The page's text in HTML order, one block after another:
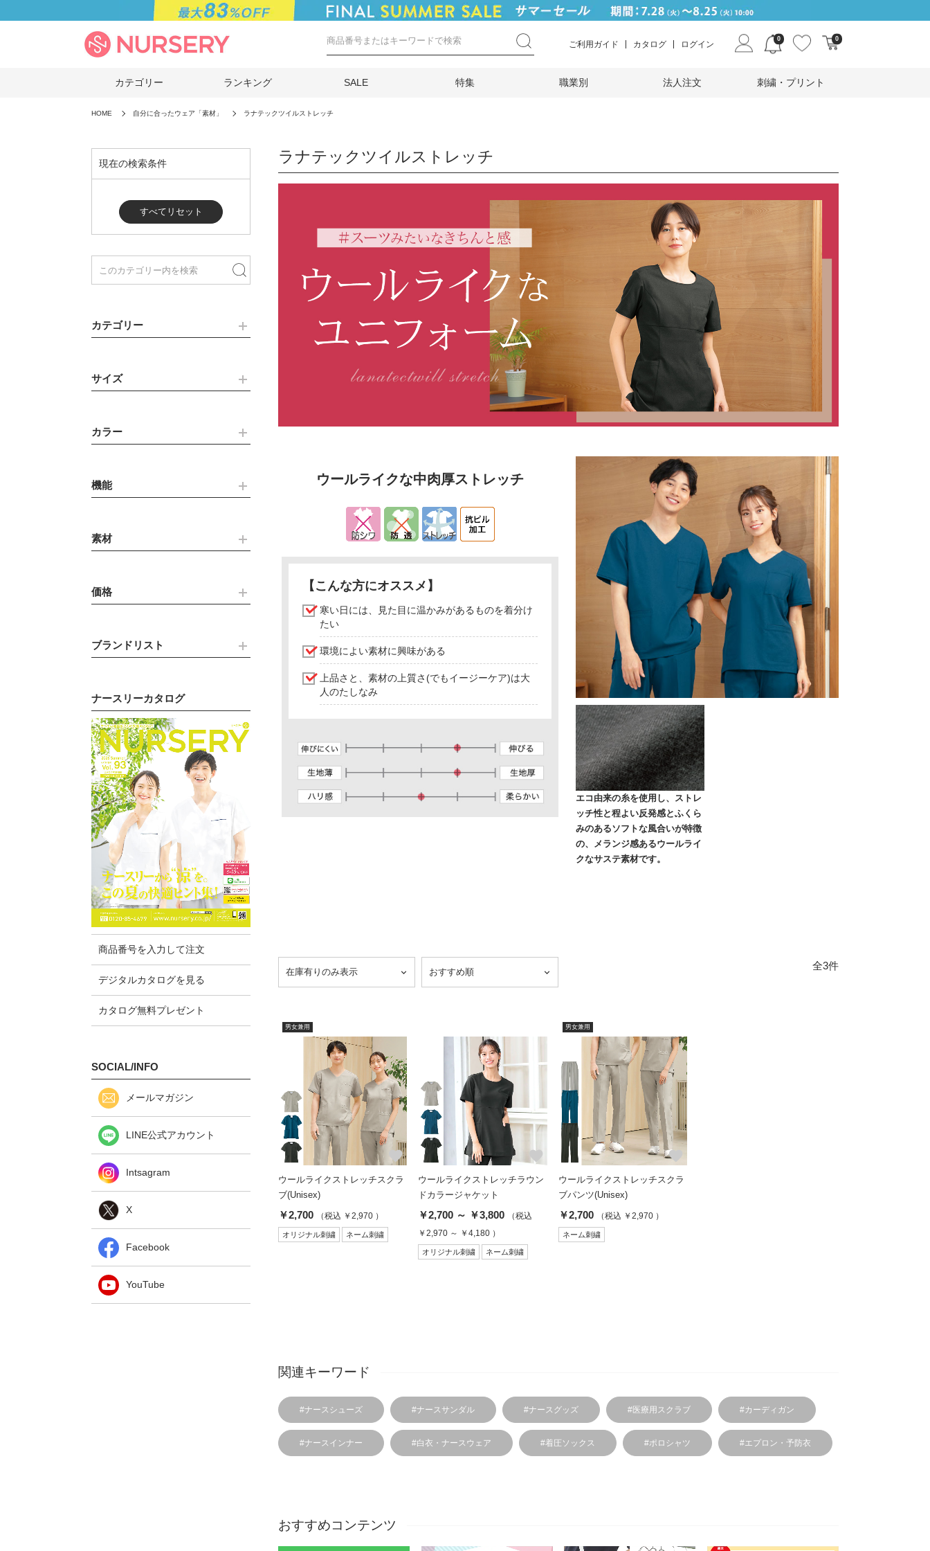
ご利用ガイド カタログ ログイン
0 0
カテゴリー ランキング SALE 特集 職業別 法人注文 刺繍・プリント
HOME 自分に合ったウェア「素材」 ラナテックツイルストレッチ
現在の検索条件
すべてリセット
カテゴリー
サイズ
カラー
機能
素材
価格
ブランドリスト
ナースリーカタログ
商品番号を入力して注文
デジタルカタログを見る
カタログ無料プレゼント
SOCIAL/INFO
メールマガジン
LINE公式アカウント
Intsagram
X
Facebook
YouTube
ラナテックツイルストレッチ
ウールライクな中肉厚ストレッチ
【こんな方にオススメ】
寒い日には、見た目に温かみがあるものを着分け
たい
環境によい素材に興味がある
上品さと、素材の上質さ(でもイージーケア)は大
人のたしなみ
エコ由来の糸を使用し、ストレ
ッチ性と程よい反発感とふくら
みのあるソフトな風合いが特徴
の、メランジ感あるウールライ
クなサステ素材です。
全3件
男女兼用
favorite
ウールライクストレッチスクラ
ブ(Unisex)
￥2,700 （税込 ￥2,970 ）
オリジナル刺繍 ネーム刺繍
favorite
ウールライクストレッチラウン
ドカラージャケット
￥2,700 ～ ￥3,800
（税込
￥2,970 ～ ￥4,180 ）
オリジナル刺繍 ネーム刺繍
男女兼用
favorite
ウールライクストレッチスクラ
ブパンツ(Unisex)
￥2,700 （税込 ￥2,970 ）
ネーム刺繍
関連キーワード
#ナースシューズ #ナースサンダル #ナースグッズ #医療用スクラブ #カーディガン
#ナースインナー #白衣・ナースウェア #着圧ソックス #ポロシャツ #エプロン・予防衣
おすすめコンテンツ